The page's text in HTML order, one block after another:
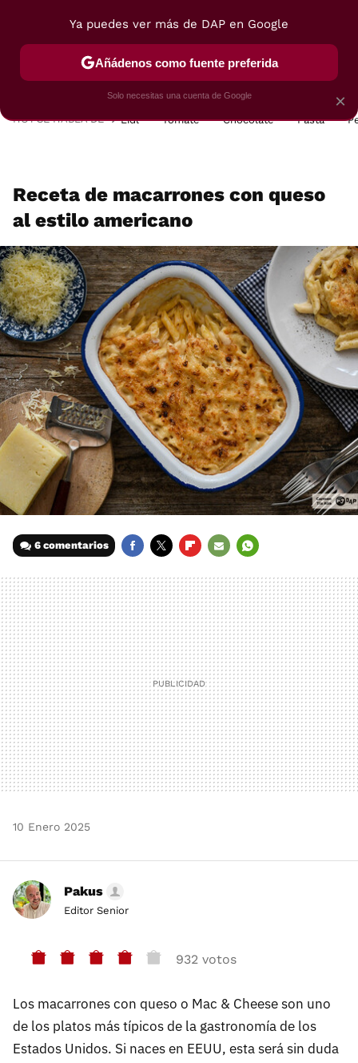
POSTRES VIAJES SELECCIÓN VEGUI
HOY SE HABLA DE Lidl Tomate Chocolate Pasta
Receta de macarrones con queso
al estilo americano
6 comentarios
MAIL
10 Enero 2025
Pakus
Editor Senior
932 votos
Los macarrones con queso o Mac & Cheese son uno
de los platos más típicos de la gastronomía de los
Estados Unidos. Si naces en EEUU, esta será sin duda
×
Ya puedes ver más de DAP en Google
Añádenos como fuente preferida
Solo necesitas una cuenta de Google